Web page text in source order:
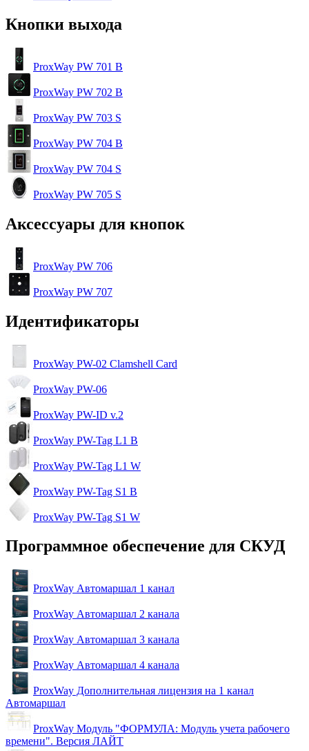
Кнопки выхода
ProxWay PW 701 B
ProxWay PW 702 B
ProxWay PW 703 S
ProxWay PW 704 B
ProxWay PW 704 S
ProxWay PW 705 S
Аксессуары для кнопок
ProxWay PW 706
ProxWay PW 707
Идентификаторы
ProxWay PW-02 Clamshell Card
ProxWay PW-06
ProxWay PW-ID v.2
ProxWay PW-Tag L1 B
ProxWay PW-Tag L1 W
ProxWay PW-Tag S1 B
ProxWay PW-Tag S1 W
Программное обеспечение для СКУД
ProxWay Автомаршал 1 канал
ProxWay Автомаршал 2 канала
ProxWay Автомаршал 3 канала
ProxWay Автомаршал 4 канала
ProxWay Дополнительная лицензия на 1 канал
Автомаршал
ProxWay Модуль "ФОРМУЛА: Модуль учета рабочего
времени". Версия ЛАЙТ